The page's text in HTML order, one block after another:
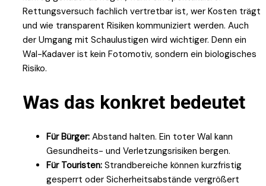
Rettungsversuch fachlich vertretbar ist, wer Kosten trägt
und wie transparent Risiken kommuniziert werden. Auch
der Umgang mit Schaulustigen wird wichtiger. Denn ein
Wal-Kadaver ist kein Fotomotiv, sondern ein biologisches
Risiko.
Was das konkret bedeutet
Für Bürger: Abstand halten. Ein toter Wal kann
Gesundheits- und Verletzungsrisiken bergen.
Für Touristen: Strandbereiche können kurzfristig
gesperrt oder Sicherheitsabstände vergrößert